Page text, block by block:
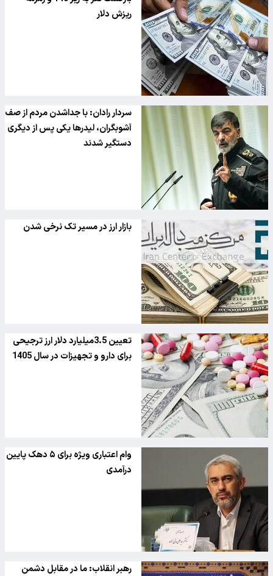
ریزش دلار
سردار رادان: با جداشدن مردم از صف
آشوبگران، لیدر‌ها یکی پس از دیگری
دستگیر شدند
بازار ارز در مسیر تک نرخی شدن
تعیین 3.5میلیارد دلار ارز ترجیحی
برای دارو و تجهیزات در سال 1405
وام اعتباری ویژه برای ۵ دهک پایین
درآمدی
رهبر انقلاب: ما در مقابل دشمن